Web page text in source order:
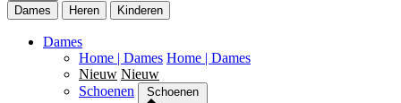
Dames
Heren Kinderen
Dames
Home | Dames Home | Dames
Nieuw Nieuw
Schoenen
Schoenen